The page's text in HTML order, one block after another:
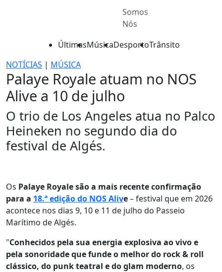
Somos
Nós
ÚltimasMúsicaDesportoTrânsito
NOTÍCIAS | MÚSICA
Palaye Royale atuam no NOS
Alive a 10 de julho
O trio de Los Angeles atua no Palco
Heineken no segundo dia do
festival de Algés.
Os Palaye Royale são a mais recente confirmação
para a 18.ª edição do NOS Alive– festival que em 2026
acontece nos dias 9, 10 e 11 de julho do Passeio
Marítimo de Algés.
"Conhecidos pela sua energia explosiva ao vivo e
pela sonoridade que funde o melhor do rock & roll
clássico, do punk teatral e do glam moderno, os